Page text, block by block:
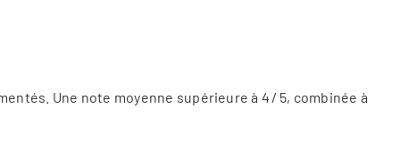
Une note moyenne supérieure à 4 / 5, combinée à